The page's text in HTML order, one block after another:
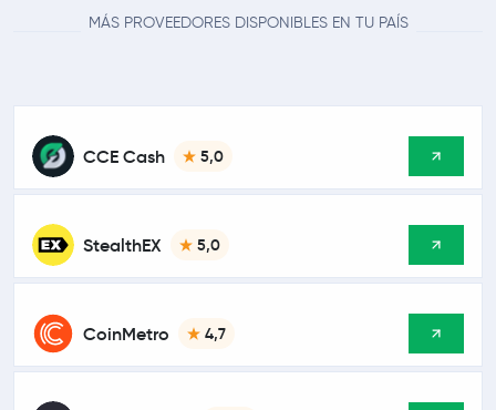
MÁS PROVEEDORES DISPONIBLES EN TU PAÍS
CCE Cash 5,0
StealthEX 5,0
CoinMetro 4,7